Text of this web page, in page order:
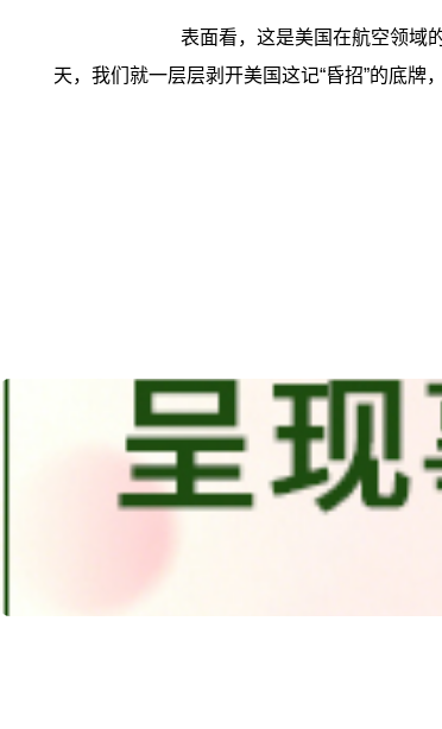
表面看，这是美国在航空领域
天，我们就一层层剥开美国这记“昏招”的底牌